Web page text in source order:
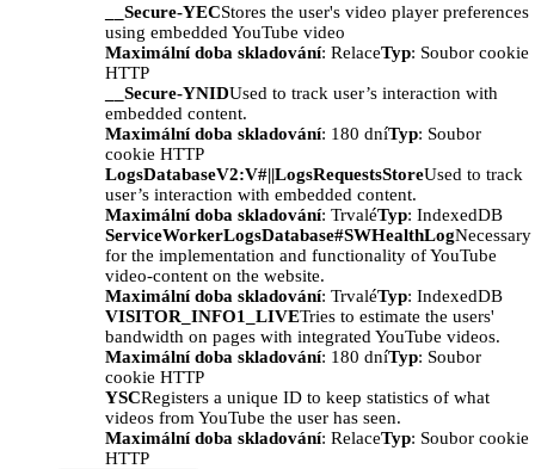
__Secure-YECStores the user's video player preferences
using embedded YouTube video
Maximální doba skladování: RelaceTyp: Soubor cookie
HTTP
__Secure-YNIDUsed to track user’s interaction with
embedded content.
Maximální doba skladování: 180 dníTyp: Soubor
cookie HTTP
LogsDatabaseV2:V#||LogsRequestsStoreUsed to track
user’s interaction with embedded content.
Maximální doba skladování: TrvaléTyp: IndexedDB
ServiceWorkerLogsDatabase#SWHealthLogNecessary
for the implementation and functionality of YouTube
video-content on the website.
Maximální doba skladování: TrvaléTyp: IndexedDB
VISITOR_INFO1_LIVETries to estimate the users'
bandwidth on pages with integrated YouTube videos.
Maximální doba skladování: 180 dníTyp: Soubor
cookie HTTP
YSCRegisters a unique ID to keep statistics of what
videos from YouTube the user has seen.
Maximální doba skladování: RelaceTyp: Soubor cookie
HTTP